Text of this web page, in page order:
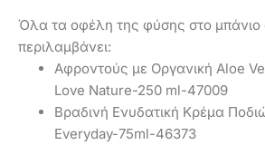
Όλα τα οφέλη της φύσης στο μπάνιο
περιλαμβάνει:
Αφροντούς με Οργανική Aloe
Love Nature-250 ml-47009
Βραδινή Ενυδατική Κρέμα
Everyday-75ml-46373